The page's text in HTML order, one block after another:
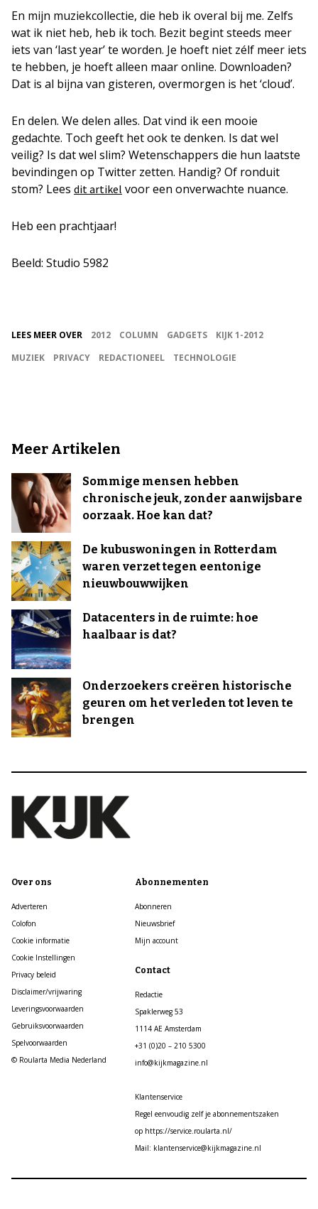
En mijn muziekcollectie, die heb ik overal bij me. Zelfs
wat ik niet heb, heb ik toch. Bezit begint steeds meer
iets van ‘last year’ te worden. Je hoeft niet zélf meer iets
te hebben, je hoeft alleen maar online. Downloaden?
Dat is al bijna van gisteren, overmorgen is het ‘cloud’.
En delen. We delen alles. Dat vind ik een mooie
gedachte. Toch geeft het ook te denken. Is dat wel
veilig? Is dat wel slim? Wetenschappers die hun laatste
bevindingen op Twitter zetten. Handig? Of ronduit
stom? Lees dit artikel voor een onverwachte nuance.
Heb een prachtjaar!
Beeld: Studio 5982
LEES MEER OVER 2012 COLUMN GADGETS
KIJK 1-2012
MUZIEK
PRIVACY REDACTIONEEL TECHNOLOGIE
Meer Artikelen
Sommige mensen hebben
chronische jeuk, zonder aanwijsbare
oorzaak. Hoe kan dat?
De kubuswoningen in Rotterdam
waren verzet tegen eentonige
nieuwbouwwijken
Datacenters in de ruimte: hoe
haalbaar is dat?
Onderzoekers creëren historische
geuren om het verleden tot leven te
brengen
Over ons
Adverteren
Colofon
Cookie informatie
Cookie Instellingen
Privacy beleid
Disclaimer/vrijwaring
Leveringsvoorwaarden
Gebruiksvoorwaarden
Spelvoorwaarden
© Roularta Media Nederland
Abonnementen
Abonneren
Nieuwsbrief
Mijn account
Contact
Redactie
Spaklerweg 53
1114 AE Amsterdam
+31 (0)20 – 210 5300
info@kijkmagazine.nl
Klantenservice
Regel eenvoudig zelf je abonnementszaken
op https://service.roularta.nl/
Mail: klantenservice@kijkmagazine.nl